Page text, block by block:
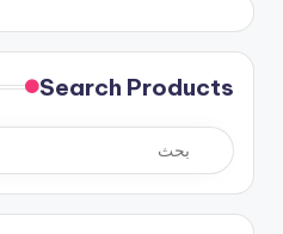
Search Products